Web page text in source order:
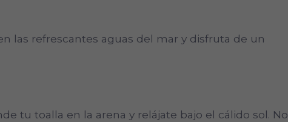
las refrescantes aguas del mar y disfruta de un
tu toalla en la arena y relájate bajo el cálido sol. No